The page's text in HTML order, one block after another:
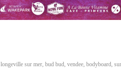
longeville sur mer, bud bud, vendee, bodyboard,